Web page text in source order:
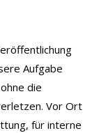
Aufgabe
die
Vor Ort
für interne